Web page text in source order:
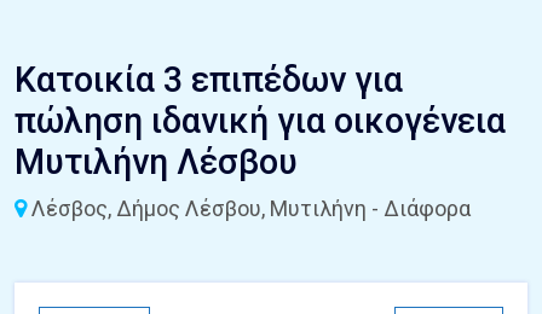
Κατοικία 3 επιπέδων για
πώληση ιδανική για οικογένεια
Μυτιλήνη Λέσβου
Λέσβος, Δήμος Λέσβου, Μυτιλήνη - Διάφορα